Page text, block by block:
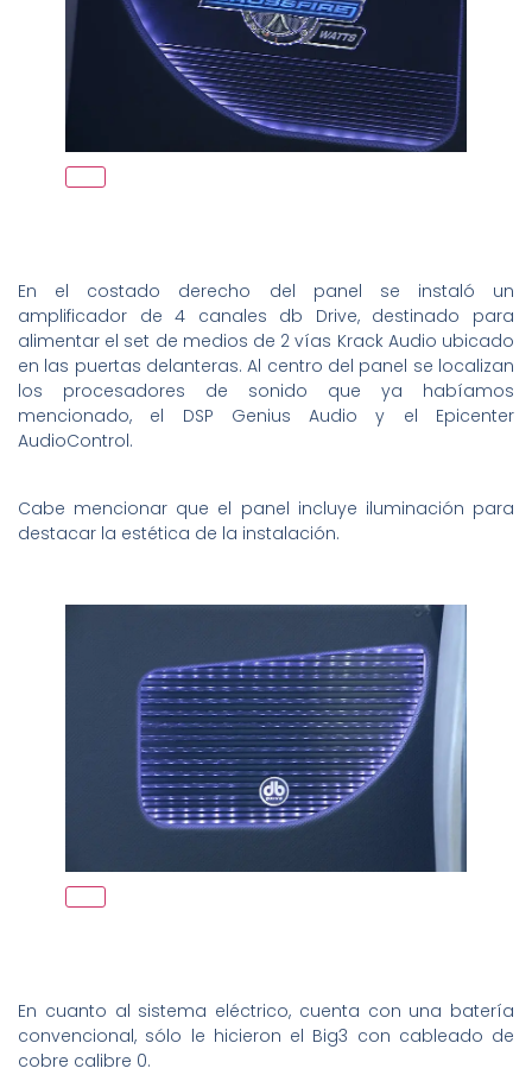
En el costado derecho del panel se instaló un
amplificador de 4 canales db Drive, destinado para
alimentar el set de medios de 2 vías Krack Audio ubicado
en las puertas delanteras. Al centro del panel se localizan
los procesadores de sonido que ya habíamos
mencionado, el DSP Genius Audio y el Epicenter
AudioControl.
Cabe mencionar que el panel incluye iluminación para
destacar la estética de la instalación.
En cuanto al sistema eléctrico, cuenta con una batería
convencional, sólo le hicieron el Big3 con cableado de
cobre calibre 0.